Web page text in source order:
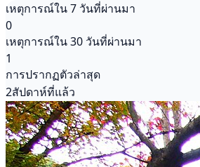
เหตุการณ์ใน 7 วันที่ผ่านมา
0
เหตุการณ์ใน 30 วันที่ผ่านมา
1
การปรากฏตัวล่าสุด
2สัปดาห์ที่แล้ว